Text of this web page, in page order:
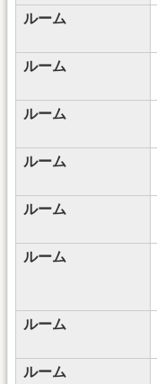
ルーム
ルーム
ルーム
ルーム
ルーム
ルーム
ルーム
ルーム